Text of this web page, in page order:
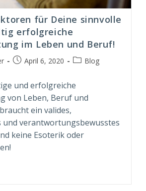
für Deine sinnvolle
erfolgreiche
im Leben und Beruf!
BeitragApril 6, 2020
Beitrags-
Blog
und erfolgreiche
von Leben, Beruf und
ein valides,
und verantwortungsbewusstes
keine Esoterik oder